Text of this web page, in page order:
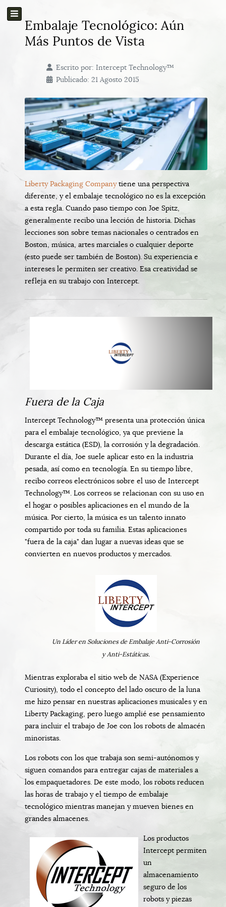
Embalaje Tecnológico: Aún
Más Puntos de Vista
Escrito por: Intercept Technology™
Publicado: 21 Agosto 2015
Liberty Packaging Companytiene una perspectiva
diferente, y el embalaje tecnológico no es la excepción
a esta regla. Cuando paso tiempo con Joe Spitz,
generalmente recibo una lección de historia. Dichas
lecciones son sobre temas nacionales o centrados en
Boston, música, artes marciales o cualquier deporte
(esto puede ser también de Boston). Su experiencia e
intereses le permiten ser creativo. Esa creatividad se
refleja en su trabajo con Intercept.
Fuera de la Caja
Intercept Technology™ presenta una protección única
para el embalaje tecnológico, ya que previene la
descarga estática (ESD), la corrosión y la degradación.
Durante el día, Joe suele aplicar esto en la industria
pesada, así como en tecnología. En su tiempo libre,
recibo correos electrónicos sobre el uso de Intercept
Technology™. Los correos se relacionan con su uso en
el hogar o posibles aplicaciones en el mundo de la
música. Por cierto, la música es un talento innato
compartido por toda su familia. Estas aplicaciones
"fuera de la caja" dan lugar a nuevas ideas que se
convierten en nuevos productos y mercados.
Un Líder en Soluciones de Embalaje Anti-Corrosión
y Anti-Estáticas.
Mientras exploraba el sitio web de NASA (Experience
Curiosity), todo el concepto del lado oscuro de la luna
me hizo pensar en nuestras aplicaciones musicales y en
Liberty Packaging, pero luego amplié ese pensamiento
para incluir el trabajo de Joe con los robots de almacén
minoristas.
Los robots con los que trabaja son semi-autónomos y
siguen comandos para entregar cajas de materiales a
los empaquetadores. De este modo, los robots reducen
las horas de trabajo y el tiempo de embalaje
tecnológico mientras manejan y mueven bienes en
grandes almacenes.
Los productos
Intercept permiten
un
almacenamiento
seguro de los
robots y piezas